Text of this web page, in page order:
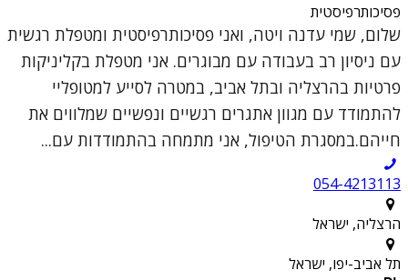
פסיכותרפיסטית
שלום, שמי עדנה ויטה, ואני פסיכותרפיסטית ומטפלת רגשית
עם ניסיון רב בעבודה עם מבוגרים. אני מטפלת בקליניקות
פרטיות בהרצליה ובתל אביב, במטרה לסייע למטופליי
להתמודד עם מגוון אתגרים רגשיים ונפשיים שמלווים את
חייהם.במסגרת הטיפול, אני מתמחה בהתמודדות עם...
054-4213113
הרצליה, ישראל
תל אביב-יפו, ישראל